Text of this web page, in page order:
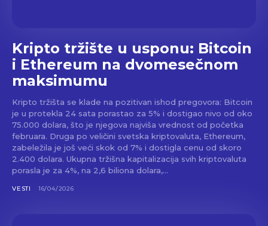
Kripto tržište u usponu: Bitcoin
i Ethereum na dvomesečnom
maksimumu
Kripto tržišta se klade na pozitivan ishod pregovora: Bitcoin
je u protekla 24 sata porastao za 5% i dostigao nivo od oko
75.000 dolara, što je njegova najviša vrednost od početka
februara. Druga po veličini svetska kriptovaluta, Ethereum,
zabeležila je još veći skok od 7% i dostigla cenu od skoro
2.400 dolara. Ukupna tržišna kapitalizacija svih kriptovaluta
porasla je za 4%, na 2,6 biliona dolara,...
VESTI 16/04/2026